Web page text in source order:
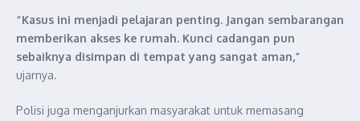
“Kasus ini menjadi pelajaran penting. Jangan sembarangan
memberikan akses ke rumah. Kunci cadangan pun
sebaiknya disimpan di tempat yang sangat aman,”
ujarnya.
Polisi juga menganjurkan masyarakat untuk memasang